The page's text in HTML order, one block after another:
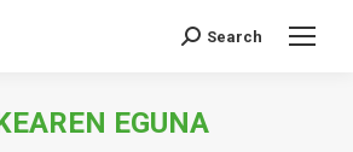
Search:
Search
EGUNA